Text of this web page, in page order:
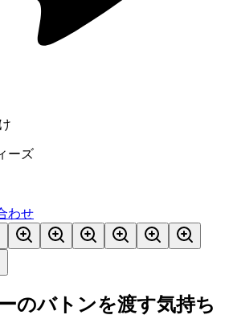
ーズ
わせ
のバトンを渡す気持ち